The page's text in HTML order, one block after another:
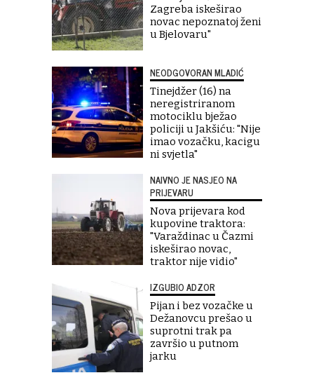
Zagreba iskeširao
novac nepoznatoj ženi
u Bjelovaru"
NEODGOVORAN MLADIĆ
Tinejdžer (16) na
neregistriranom
motociklu bježao
policiji u Jakšiću: "Nije
imao vozačku, kacigu
ni svjetla"
NAIVNO JE NASJEO NA
PRIJEVARU
Nova prijevara kod
kupovine traktora:
"Varaždinac u Čazmi
iskeširao novac,
traktor nije vidio"
IZGUBIO ADZOR
Pijan i bez vozačke u
Dežanovcu prešao u
suprotni trak pa
završio u putnom
jarku